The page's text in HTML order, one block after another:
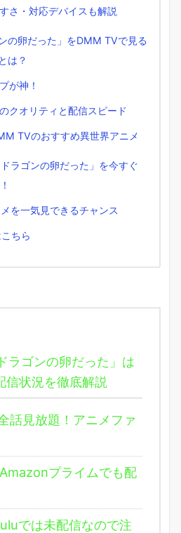
さ・対応デバイスも解説
の卵だった」をDMM TVで見る
は？
が神！
クオリティと配信スピード
TVのおすすめ異世界アニメ
ラゴンの卵だった」を今すぐ
を一気見できるチャンス
ちら
ラゴンの卵だった」は
信状況を徹底解説
話見放題！アニメファ
プライムでも配
では未配信なので注